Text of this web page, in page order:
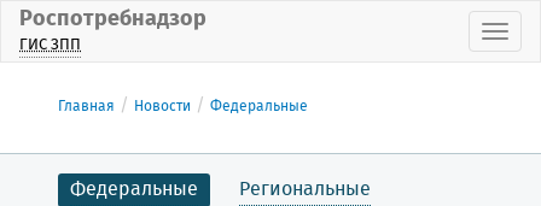
Роспотребнадзор
ГИС ЗПП
Главная Новости Федеральные
Федеральные Региональные